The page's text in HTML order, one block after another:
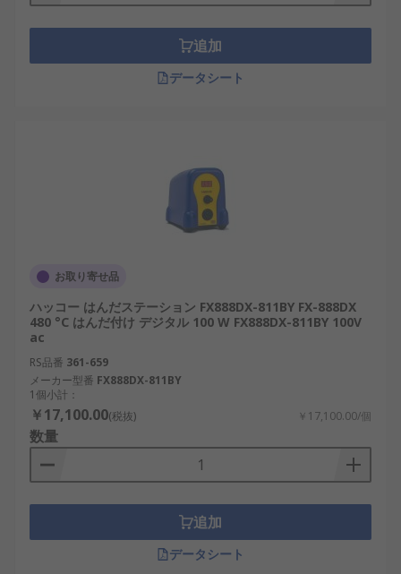
追加
データシート
お取り寄せ品
ハッコー はんだステーション FX888DX-811BY FX-888DX
480 °C はんだ付け デジタル 100 W FX888DX-811BY 100V
ac
RS品番 361-659
メーカー型番 FX888DX-811BY
1個小計：
￥17,100.00(税抜) ￥17,100.00/個
数量
追加
データシート